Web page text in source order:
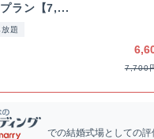
ラン【7,...
題
7,700
での結婚式場としての評